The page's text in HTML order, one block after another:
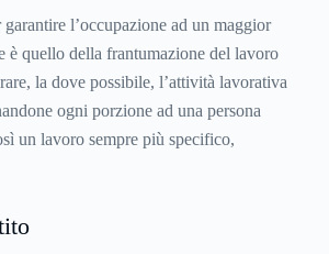
l’occupazione ad un maggior
è quello della frantumazione del lavoro
la dove possibile, l’attività lavorativa
ogni porzione ad una persona
un lavoro sempre più specifico,